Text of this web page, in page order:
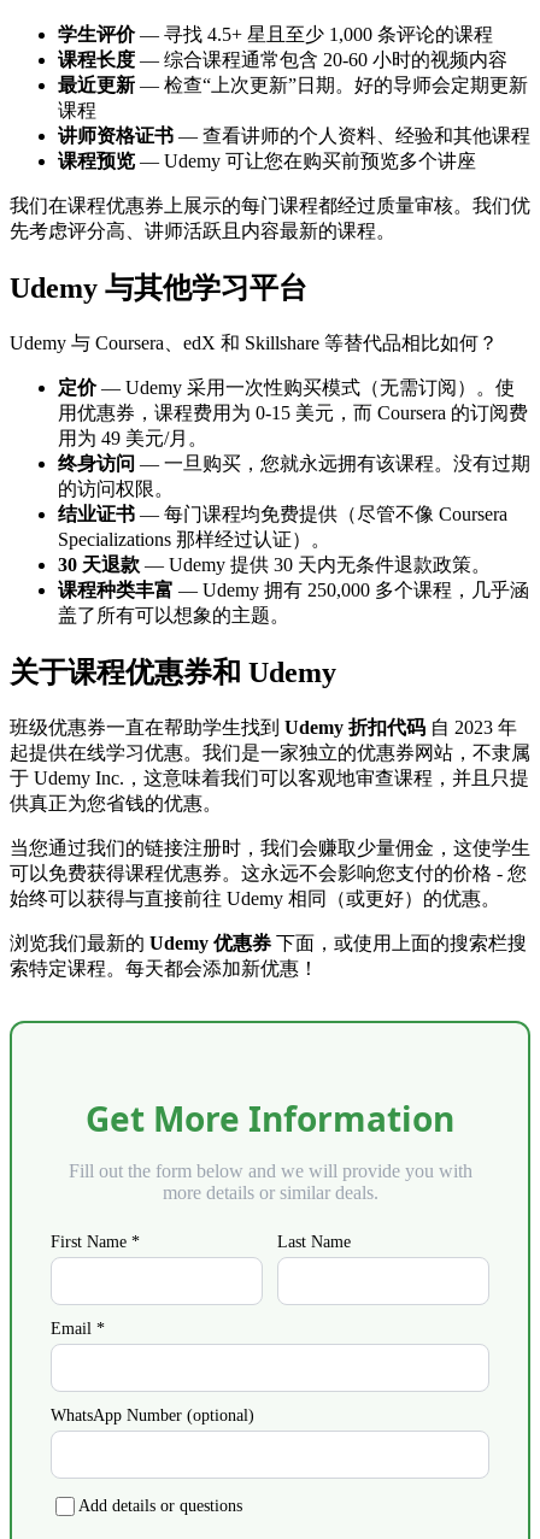
学生评价— 寻找 4.5+ 星且至少 1,000 条评论的课程
课程长度 — 综合课程通常包含 20-60 小时的视频内容
最近更新 — 检查“上次更新”日期。好的导师会定期更新
课程
讲师资格证书 — 查看讲师的个人资料、经验和其他课程
课程预览 — Udemy 可让您在购买前预览多个讲座
我们在课程优惠券上展示的每门课程都经过质量审核。我们优
先考虑评分高、讲师活跃且内容最新的课程。
Udemy 与其他学习平台
Udemy 与 Coursera、edX 和 Skillshare 等替代品相比如何？
定价— Udemy 采用一次性购买模式（无需订阅）。使
用优惠券，课程费用为 0-15 美元，而 Coursera 的订阅费
用为 49 美元/月。
终身访问 — 一旦购买，您就永远拥有该课程。没有过期
的访问权限。
结业证书 — 每门课程均免费提供（尽管不像 Coursera
Specializations 那样经过认证）。
30 天退款 — Udemy 提供 30 天内无条件退款政策。
课程种类丰富 — Udemy 拥有 250,000 多个课程，几乎涵
盖了所有可以想象的主题。
关于课程优惠券和 Udemy
班级优惠券一直在帮助学生找到 Udemy 折扣代码 自 2023 年
起提供在线学习优惠。我们是一家独立的优惠券网站，不隶属
于 Udemy Inc.，这意味着我们可以客观地审查课程，并且只提
供真正为您省钱的优惠。
当您通过我们的链接注册时，我们会赚取少量佣金，这使学生
可以免费获得课程优惠券。这永远不会影响您支付的价格 - 您
始终可以获得与直接前往 Udemy 相同（或更好）的优惠。
浏览我们最新的 Udemy 优惠券 下面，或使用上面的搜索栏搜
索特定课程。每天都会添加新优惠！
Get More Information
Fill out the form below and we will provide you with
more details or similar deals.
First Name * Last Name
Email *
WhatsApp Number (optional)
Add details or questions